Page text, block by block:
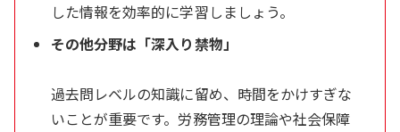
した情報を効率的に学習しましょう。
その他分野は「深入り禁物」
過去問レベルの知識に留め、時間をかけすぎな
いことが重要です。労務管理の理論や社会保障